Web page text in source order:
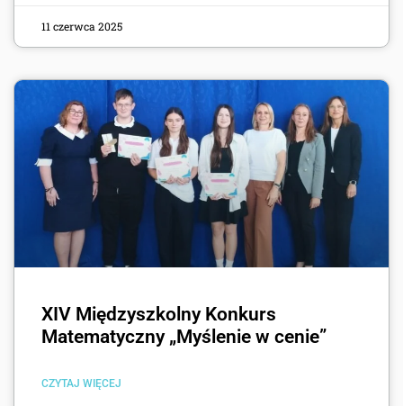
11 czerwca 2025
XIV Międzyszkolny Konkurs
Matematyczny „Myślenie w cenie”
CZYTAJ WIĘCEJ